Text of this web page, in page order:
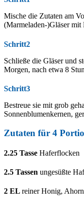
Mische die Zutaten am
(Marmeladen-)Gläser mit
Schritt2
Schließe die Gläser und
Morgen, nach etwa 8
Schritt3
Bestreue sie mit grob
Sonnenblumenkernen,
Zutaten für 4
2.25 Tasse Haferflocken
2.5 Tassen ungesüßte
2 EL reiner Honig,